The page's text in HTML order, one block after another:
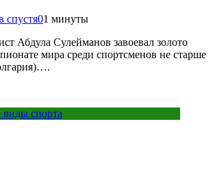
спустя01 минуты
Абдула Сулейманов завоевал золото
мира среди спортсменов не старше
виды спорта